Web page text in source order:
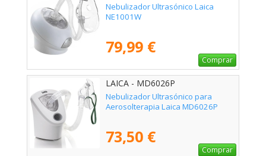
Nebulizador Ultrasónico Laica
NE1001W
79,99 €
Comprar
LAICA - MD6026P
Nebulizador Ultrasónico para
Aerosolterapia Laica MD6026P
73,50 €
Comprar